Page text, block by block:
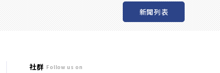
新聞列表
社群 Follow us on